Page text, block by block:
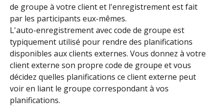
de groupe à votre client et l'enregistrement est fait
par les participants eux-mêmes.
L'auto-enregistrement avec code de groupe est
typiquement utilisé pour rendre des planifications
disponibles aux clients externes. Vous donnez à votre
client externe son propre code de groupe et vous
décidez quelles planifications ce client externe peut
voir en liant le groupe correspondant à vos
planifications.